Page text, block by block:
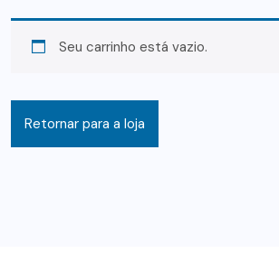
Seu carrinho está vazio.
Retornar para a loja